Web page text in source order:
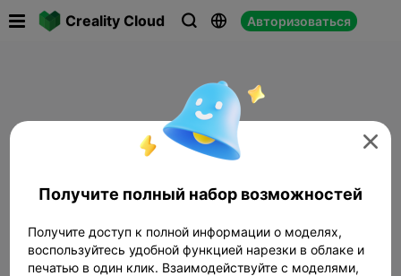
Creality Cloud   Авторизоваться

Получите полный набор возможностей
Получите доступ к полной информации о моделях,
воспользуйтесь удобной функцией нарезки в облаке и
печатью в один клик. Взаимодействуйте с моделями,